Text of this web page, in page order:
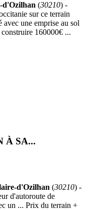
d'Ozilhan (30210) -
sur ce terrain
une emprise au sol
160000€ ...
À SA...
d'Ozilhan (30210) -
d'autoroute de
un ... Prix du terrain +